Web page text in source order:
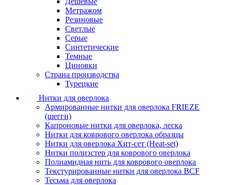
Метражом
Резиновые
Светлые
Серые
Синтетические
Темные
Циновки
Страна производства
Турецкие
Нитки для оверлока
Армированные нитки для оверлока FRIEZE
(шегги)
Капроновые нитки для оверлока, леска
Нитки для коврового оверлока образцы
Нитки для оверлока Хит-сет (Heat-set)
Нитки полиэстер для коврового оверлока
Полиамидная нить для коврового оверлока
Текстурированные нитки для оверлока BCF
Тесьма для оверлока